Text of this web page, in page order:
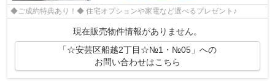
◆ご成約特典あり！◆ 住宅オプションや家電など選べるプレゼント♪
現在販売物件情報がありません。
「☆安芸区船越2丁目☆№1・№05」への
お問い合わせはこちら